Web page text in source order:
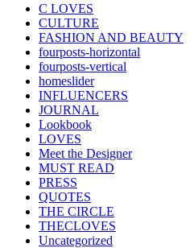
C LOVES
CULTURE
FASHION AND BEAUTY
fourposts-horizontal
fourposts-vertical
homeslider
INFLUENCERS
JOURNAL
Lookbook
LOVES
Meet the Designer
MUST READ
PRESS
QUOTES
THE CIRCLE
THECLOVES
Uncategorized